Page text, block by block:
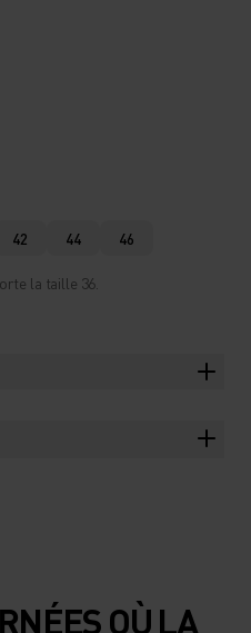
42 44 46
la taille 36.
OÙ LA